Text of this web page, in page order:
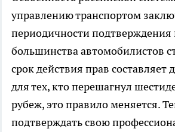
управлению транспортом
периодичности подтверждения
большинства автомобилистов
срок действия прав составляет
для тех, кто перешагнул
рубеж, это правило меняется.
подтверждать свою